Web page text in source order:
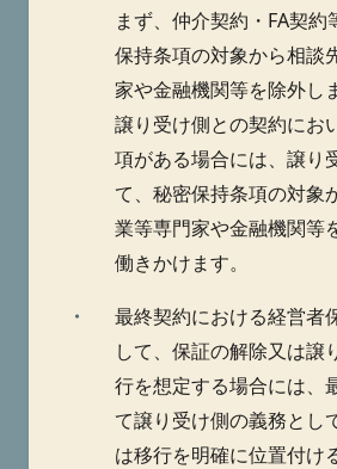
まず、仲介契約・FA契
保持条項の対象から相談
家や金融機関等を除外し
譲り受け側との契約にお
項がある場合には、譲り
て、秘密保持条項の対象
業等専門家や金融機関等
働きかけます。
・
最終契約における経営者
して、保証の解除又は譲
行を想定する場合には、
て譲り受け側の義務とし
は移行を明確に位置付け